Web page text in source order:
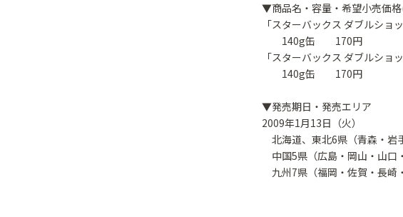
▼商品名・容量・希望小売価
「スターバックス ダブルショ
140g缶 170円
「スターバックス ダブルショ
140g缶 170円
▼発売期日・発売エリア
2009年1月13日（火）
北海道、東北6県（青森・岩
中国5県（広島・岡山・山口
九州7県（福岡・佐賀・長崎